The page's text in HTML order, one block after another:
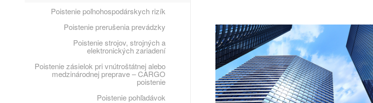
Poistenie poľnohospodárskych rizík
Poistenie prerušenia prevádzky
Poistenie strojov, strojných a
elektronických zariadení
Poistenie zásielok pri vnútroštátnej alebo
medzinárodnej preprave – CARGO
poistenie
Poistenie pohľadávok